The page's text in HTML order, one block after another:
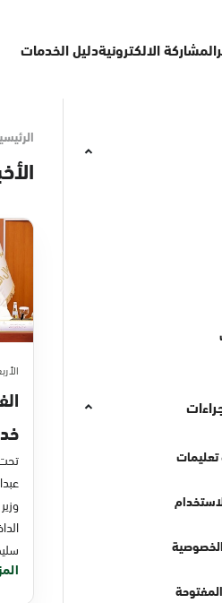
المشاركة الالكترونيةدليل الخدمات
الأربعاء ٢٧